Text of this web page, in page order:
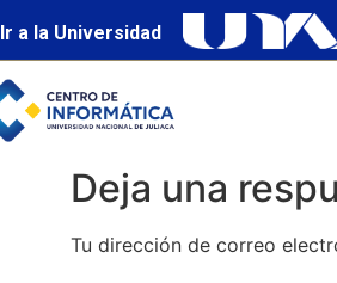
Ir a la Universidad
Deja una
Tu dirección de correo